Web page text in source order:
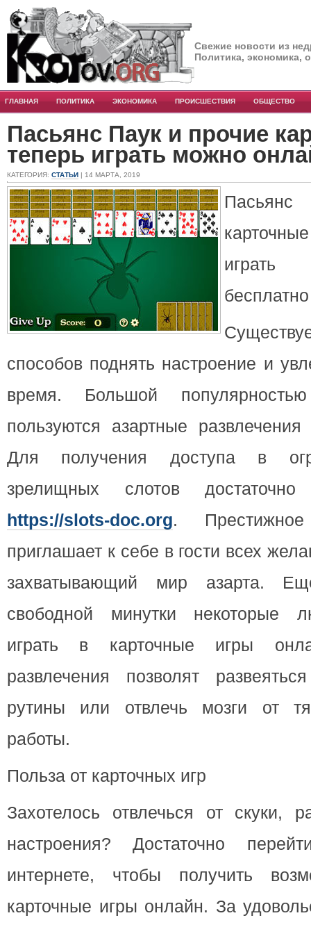
Свежие новости из
Политика, экономика,
ГЛАВНАЯ ПОЛИТИКА ЭКОНОМИКА ПРОИСШЕСТВИЯ ОБЩЕСТВО
Пасьянс Паук и прочие
теперь играть можно
КАТЕГОРИЯ: СТАТЬИ | 14 МАРТА, 2019
бесплатно
способов поднять настроение и
время. Большой
пользуются азартные
Для получения доступа в
зрелищных слотов
https://slots-doc.org.
приглашает к себе в гости всех
захватывающий мир азарта.
свободной минутки некоторые
играть в карточные игры
развлечения позволят
рутины или отвлечь мозги от
работы.
Польза от карточных игр
Захотелось отвлечься от скуки,
настроения? Достаточно
интернете, чтобы получить
карточные игры онлайн. За